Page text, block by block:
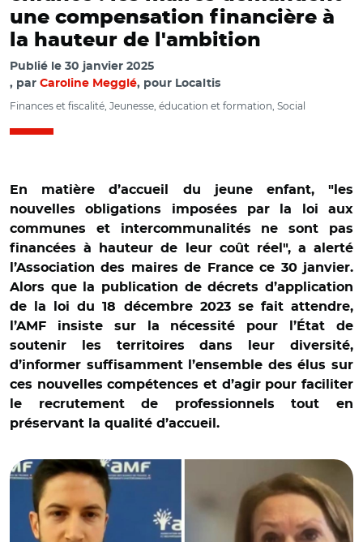
une compensation financière à
la hauteur de l'ambition
Publié le 30 janvier 2025
par Caroline Megglé, pour Localtis
Finances et fiscalité, Jeunesse, éducation et formation, Social
En matière d’accueil du jeune enfant, "les
nouvelles obligations imposées par la loi aux
communes et intercommunalités ne sont pas
financées à hauteur de leur coût réel", a alerté
l’Association des maires de France ce 30 janvier.
Alors que la publication de décrets d’application
de la loi du 18 décembre 2023 se fait attendre,
l’AMF insiste sur la nécessité pour l’État de
soutenir les territoires dans leur diversité,
d’informer suffisamment l’ensemble des élus sur
ces nouvelles compétences et d’agir pour faciliter
le recrutement de professionnels tout en
préservant la qualité d’accueil.